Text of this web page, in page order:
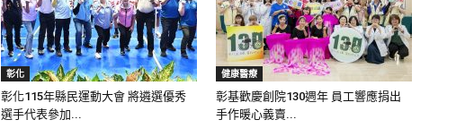
彰化
彰化115年縣民運動大會 將遴選優秀
選手代表參加...
健康醫療
彰基歡慶創院130週年 員工響應捐出
手作暖心義賣...